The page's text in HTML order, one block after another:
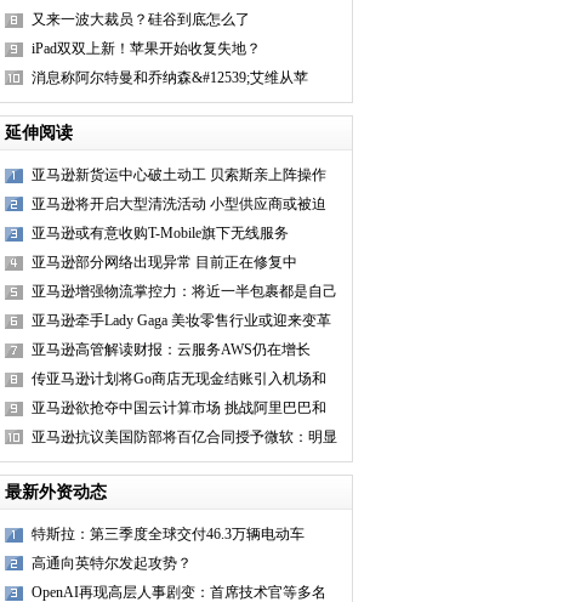
没见到曙光
又来一波大裁员？硅谷到底怎么了
iPad双双上新！苹果开始收复失地？
消息称阿尔特曼和乔纳森&#12539;艾维从苹
果“挖人”，开发人
延伸阅读
亚马逊新货运中心破土动工 贝索斯亲上阵操作
铲土机
亚马逊将开启大型清洗活动 小型供应商或被迫
转型
亚马逊或有意收购T-Mobile旗下无线服务
亚马逊部分网络出现异常 目前正在修复中
亚马逊增强物流掌控力：将近一半包裹都是自己
投递
亚马逊牵手Lady Gaga 美妆零售行业或迎来变革
亚马逊高管解读财报：云服务AWS仍在增长
传亚马逊计划将Go商店无现金结账引入机场和
影院
亚马逊欲抢夺中国云计算市场 挑战阿里巴巴和
腾讯
亚马逊抗议美国防部将百亿合同授予微软：明显
偏见
最新外资动态
特斯拉：第三季度全球交付46.3万辆电动车
高通向英特尔发起攻势？
OpenAI再现高层人事剧变：首席技术官等多名